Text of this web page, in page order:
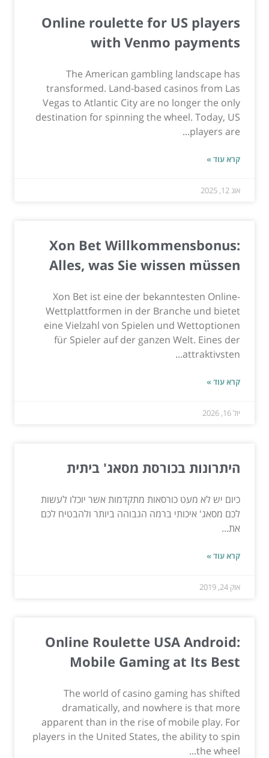
Online roulette for US players
with Venmo payments
The American gambling landscape has
transformed. Land-based casinos from Las
Vegas to Atlantic City are no longer the only
destination for spinning the wheel. Today, US
players are...
קרא עוד »
אוג 12, 2025
Xon Bet Willkommensbonus:
Alles, was Sie wissen müssen
Xon Bet ist eine der bekanntesten Online-
Wettplattformen in der Branche und bietet
eine Vielzahl von Spielen und Wettoptionen
für Spieler auf der ganzen Welt. Eines der
attraktivsten...
קרא עוד »
יול 16, 2026
היתרונות בכורסת מסאג' ביתית
כיום יש לא מעט כורסאות מתקדמות אשר יוכלו לעשות
לכם מסאג' איכותי ברמה הגבוהה ביותר ולהבטיח לכם
את...
קרא עוד »
אוק 24, 2019
Online Roulette USA Android:
Mobile Gaming at Its Best
The world of casino gaming has shifted
dramatically, and nowhere is that more
apparent than in the rise of mobile play. For
players in the United States, the ability to spin
the wheel...